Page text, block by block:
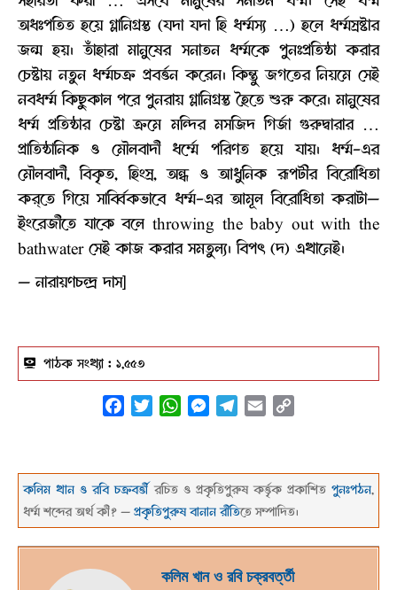
অধঃপতিত হয়ে গ্লানিগ্রস্ত (যদা যদা হি ধর্ম্মস্য …) হলে ধর্ম্মস্রষ্টার
জন্ম হয়। তাঁহারা মানুষের সনাতন ধর্ম্মকে পুনঃপ্রতিষ্ঠা করার
চেষ্টায় নতুন ধর্ম্মচক্র প্রবর্ত্তন করেন। কিন্তু জগতের নিয়মে সেই
নবধর্ম্ম কিছুকাল পরে পুনরায় গ্লানিগ্রস্ত হৈতে শুরু করে। মানুষের
ধর্ম্ম প্রতিষ্ঠার চেষ্টা ক্রমে মন্দির মসজিদ গির্জা গুরুদ্বারার …
প্রাতিষ্ঠানিক ও মৌলবাদী ধর্ম্মে পরিণত হয়ে যায়। ধর্ম্ম-এর
মৌলবাদী, বিকৃত, হিংস্র, অন্ধ ও আধুনিক রূপটীর বিরোধিতা
কর্‌তে গিয়ে সার্ব্বিকভাবে ধর্ম্ম-এর আমূল বিরোধিতা করাটা—
ইংরেজীতে যাকে বলে throwing the baby out with the
bathwater সেই কাজ করার সমতুল্য। বিপৎ (দ) এখানেই।
— নারায়ণচন্দ্র দাস]
পাঠক সংখ্যা : ১,৫৫৩
FacebookTwitterWhatsAppMessengerTelegram
Email
কলিম খান ও রবি চক্রবর্ত্তীরচিত ও প্রকৃতিপুরুষ কর্ত্তৃক প্রকাশিতপুনঃপঠন,
ধর্ম্ম শব্দের অর্থ কী? —প্রকৃতিপুরুষ বানান রীতিতে সম্পাদিত।
কলিম খান ও রবি চক্রবর্ত্তী